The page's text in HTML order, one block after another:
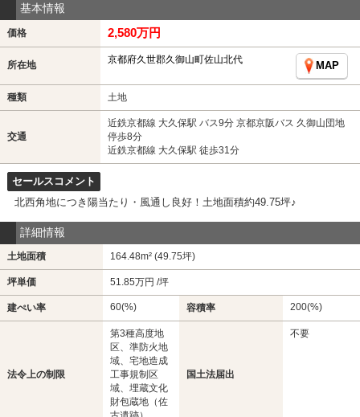
基本情報
価格 2,580万円
所在地 京都府久世郡久御山町佐山北代
MAP
種類 土地
交通
近鉄京都線 大久保駅 バス9分 京都京阪バス 久御山団地
停歩8分
近鉄京都線 大久保駅 徒歩31分
セールスコメント
北西角地につき陽当たり・風通し良好！土地面積約49.75坪♪
詳細情報
土地面積 164.48m² (49.75坪)
坪単価 51.85万円 /坪
建ぺい率 60(%) 容積率 200(%)
法令上の制限
第3種高度地
区、準防火地
域、宅地造成
工事規制区
域、埋蔵文化
財包蔵地（佐
国土法届出
不要